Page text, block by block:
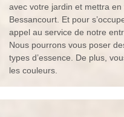
avec votre jardin et mettra
Bessancourt. Et pour
appel au service de notre
Nous pourrons vous poser
types d’essence. De plus,
les couleurs.